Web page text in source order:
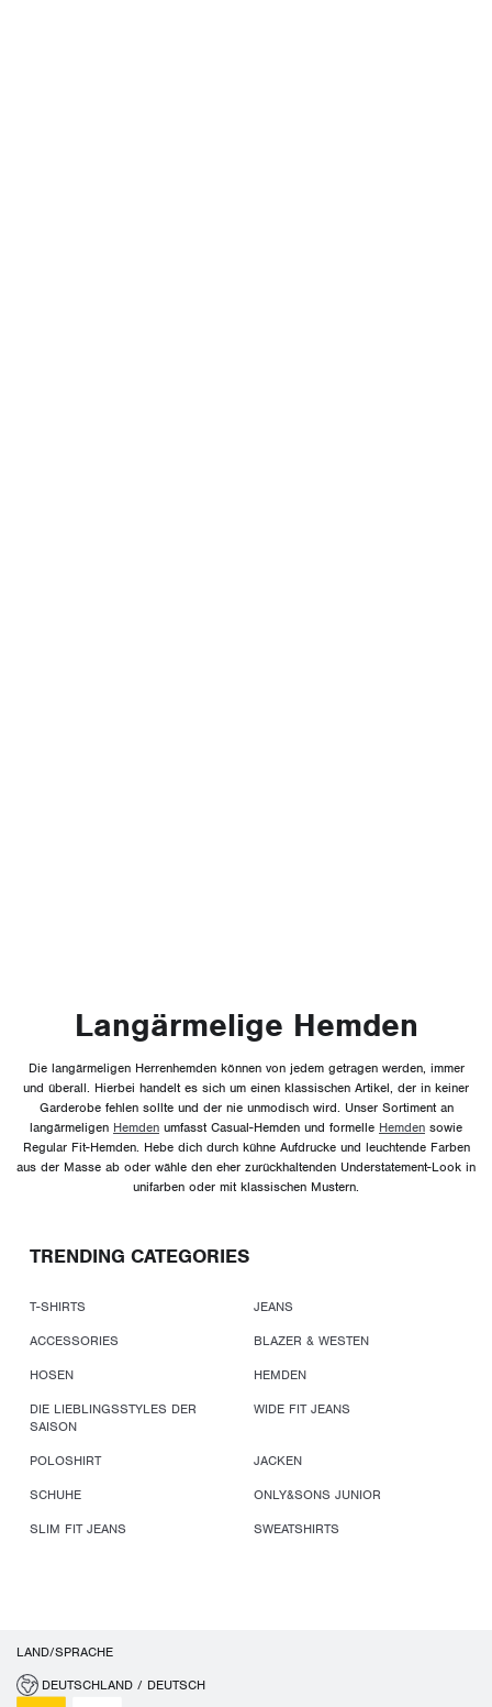
Langärmelige Hemden
Die langärmeligen Herrenhemden können von jedem getragen werden, immer
und überall. Hierbei handelt es sich um einen klassischen Artikel, der in keiner
Garderobe fehlen sollte und der nie unmodisch wird. Unser Sortiment an
langärmeligen Hemden umfasst Casual-Hemden und formelle Hemden sowie
Regular Fit-Hemden. Hebe dich durch kühne Aufdrucke und leuchtende Farben
aus der Masse ab oder wähle den eher zurückhaltenden Understatement-Look in
unifarben oder mit klassischen Mustern.
TRENDING CATEGORIES
T-SHIRTS
JEANS
ACCESSORIES
BLAZER & WESTEN
HOSEN
HEMDEN
DIE LIEBLINGSSTYLES DER
SAISON
WIDE FIT JEANS
POLOSHIRT
JACKEN
SCHUHE
ONLY&SONS JUNIOR
SLIM FIT JEANS
SWEATSHIRTS
LAND/SPRACHE
DEUTSCHLAND / DEUTSCH